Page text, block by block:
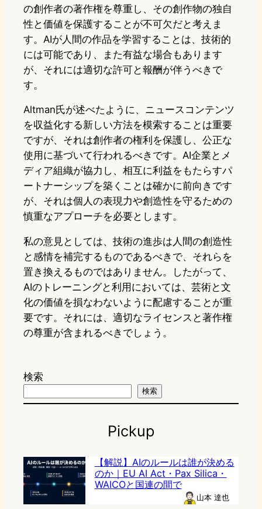
の創作者の著作権を尊重し、その創作物の独自
性と価値を保護することが不可欠だと考えま
す。AIが人間の作品を学習することは、技術的
には可能であり、また有益な場合もあります
が、それには適切な許可と報酬が伴うべきで
す。
Altman氏が述べたように、ニュースコンテンツ
を収益化する新しい方法を模索することは重要
ですが、それは創作者の権利を保護し、公正な
使用に基づいて行われるべきです。AI企業とメ
ディア組織が協力し、相互に利益をもたらすパ
ートナーシップを築くことは確かに前向きです
が、それは個人の表現力や創造性を守るための
慎重なアプローチを必要とします。
私の意見としては、技術の進歩は人間の創造性
と感情を補完するものであるべきで、それらを
置き換えるものではありません。したがって、
AIのトレーニングと利用においては、芸術と文
化の価値を損なわないように配慮することが重
要です。それには、適切なライセンスと著作権
の尊重が含まれるべきでしょう。
検索
検索
Pickup
【解説】AIのルールは誰が決める
のか｜EU AI Act・Pax Silica・
WAICOと国連の間で
山本 達也